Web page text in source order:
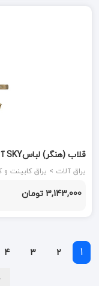
قلاب (هنگر) لباسSKY آتریسا کد 1603 طلایی
یراق آلات > یراق کابینت و کمد
3,143,000 تومان
1
2
3
4